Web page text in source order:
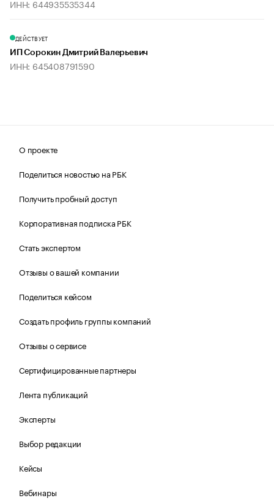
ИНН: 644935535344
ДЕЙСТВУЕТ
ИП Сорокин Дмитрий Валерьевич
ИНН: 645408791590
О проекте
Поделиться новостью на РБК
Получить пробный доступ
Корпоративная подписка РБК
Стать экспертом
Отзывы о вашей компании
Поделиться кейсом
Создать профиль группы компаний
Отзывы о сервисе
Сертифицированные партнеры
Лента публикаций
Эксперты
Выбор редакции
Кейсы
Вебинары